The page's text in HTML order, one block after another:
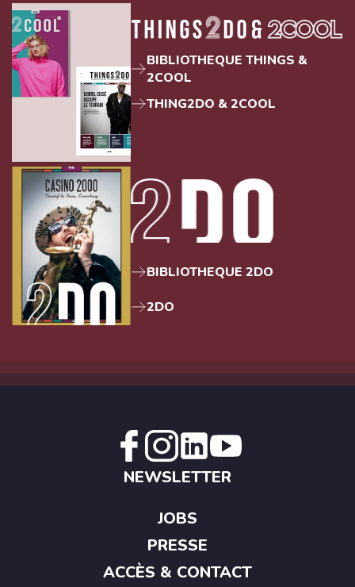
BIBLIOTHEQUE THINGS &
2COOL
THING2DO & 2COOL
BIBLIOTHEQUE 2DO
2DO
NEWSLETTER
JOBS
PRESSE
ACCÈS & CONTACT